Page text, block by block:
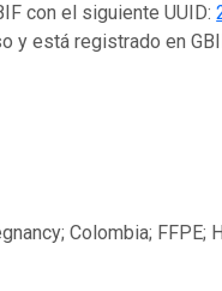
con el siguiente UUID:
y está registrado en
Colombia;